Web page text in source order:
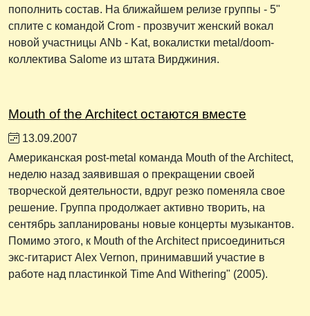
пополнить состав. На ближайшем релизе группы - 5"
сплите с командой Crom - прозвучит женский вокал
новой участницы ANb - Kat, вокалистки metal/doom-
коллектива Salome из штата Вирджиния.
Mouth of the Architect остаются вместе
13.09.2007
Американская post-metal команда Mouth of the Architect,
неделю назад заявившая о прекращении своей
творческой деятельности, вдруг резко поменяла свое
решение. Группа продолжает активно творить, на
сентябрь запланированы новые концерты музыкантов.
Помимо этого, к Mouth of the Architect присоединиться
экс-гитарист Alex Vernon, принимавший участие в
работе над пластинкой Time And Withering" (2005).